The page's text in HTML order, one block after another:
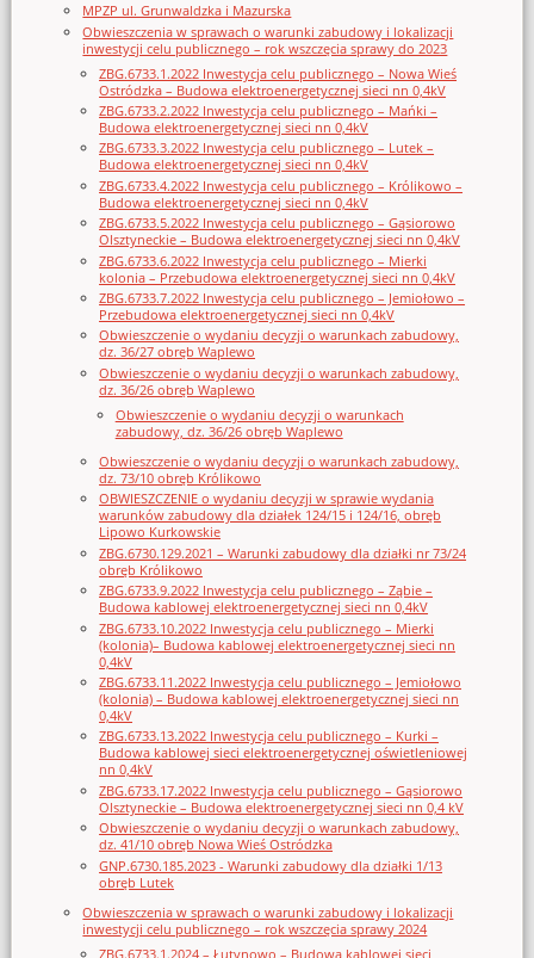
MPZP ul. Grunwaldzka i Mazurska
Obwieszczenia w sprawach o warunki zabudowy i lokalizacji
inwestycji celu publicznego – rok wszczęcia sprawy do 2023
ZBG.6733.1.2022 Inwestycja celu publicznego – Nowa Wieś
Ostródzka – Budowa elektroenergetycznej sieci nn 0,4kV
ZBG.6733.2.2022 Inwestycja celu publicznego – Mańki –
Budowa elektroenergetycznej sieci nn 0,4kV
ZBG.6733.3.2022 Inwestycja celu publicznego – Lutek –
Budowa elektroenergetycznej sieci nn 0,4kV
ZBG.6733.4.2022 Inwestycja celu publicznego – Królikowo –
Budowa elektroenergetycznej sieci nn 0,4kV
ZBG.6733.5.2022 Inwestycja celu publicznego – Gąsiorowo
Olsztyneckie – Budowa elektroenergetycznej sieci nn 0,4kV
ZBG.6733.6.2022 Inwestycja celu publicznego – Mierki
kolonia – Przebudowa elektroenergetycznej sieci nn 0,4kV
ZBG.6733.7.2022 Inwestycja celu publicznego – Jemiołowo –
Przebudowa elektroenergetycznej sieci nn 0,4kV
Obwieszczenie o wydaniu decyzji o warunkach zabudowy,
dz. 36/27 obręb Waplewo
Obwieszczenie o wydaniu decyzji o warunkach zabudowy,
dz. 36/26 obręb Waplewo
Obwieszczenie o wydaniu decyzji o warunkach
zabudowy, dz. 36/26 obręb Waplewo
Obwieszczenie o wydaniu decyzji o warunkach zabudowy,
dz. 73/10 obręb Królikowo
OBWIESZCZENIE o wydaniu decyzji w sprawie wydania
warunków zabudowy dla działek 124/15 i 124/16, obręb
Lipowo Kurkowskie
ZBG.6730.129.2021 – Warunki zabudowy dla działki nr 73/24
obręb Królikowo
ZBG.6733.9.2022 Inwestycja celu publicznego – Ząbie –
Budowa kablowej elektroenergetycznej sieci nn 0,4kV
ZBG.6733.10.2022 Inwestycja celu publicznego – Mierki
(kolonia)– Budowa kablowej elektroenergetycznej sieci nn
0,4kV
ZBG.6733.11.2022 Inwestycja celu publicznego – Jemiołowo
(kolonia) – Budowa kablowej elektroenergetycznej sieci nn
0,4kV
ZBG.6733.13.2022 Inwestycja celu publicznego – Kurki –
Budowa kablowej sieci elektroenergetycznej oświetleniowej
nn 0,4kV
ZBG.6733.17.2022 Inwestycja celu publicznego – Gąsiorowo
Olsztyneckie – Budowa elektroenergetycznej sieci nn 0,4 kV
Obwieszczenie o wydaniu decyzji o warunkach zabudowy,
dz. 41/10 obręb Nowa Wieś Ostródzka
GNP.6730.185.2023 - Warunki zabudowy dla działki 1/13
obręb Lutek
Obwieszczenia w sprawach o warunki zabudowy i lokalizacji
inwestycji celu publicznego – rok wszczęcia sprawy 2024
ZBG.6733.1.2024 – Łutynowo – Budowa kablowej sieci